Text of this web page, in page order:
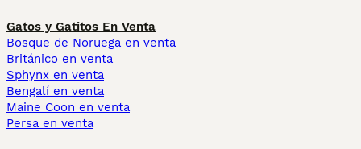
Gatos y Gatitos En Venta
Bosque de Noruega en venta
Británico en venta
Sphynx en venta
Bengalí en venta
Maine Coon en venta
Persa en venta